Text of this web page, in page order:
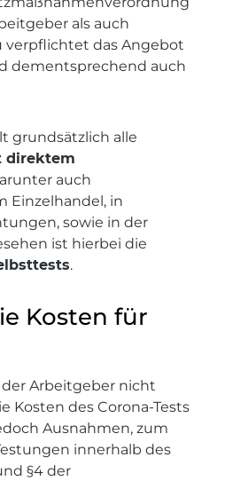
als auch
verpflichtet das Angebot
dementsprechend auch
grundsätzlich alle
direktem
auch
Einzelhandel, in
sowie in der
ist hierbei die
.
Kosten für
Arbeitgeber nicht
Kosten des Corona-Tests
Ausnahmen, zum
innerhalb des
§4 der